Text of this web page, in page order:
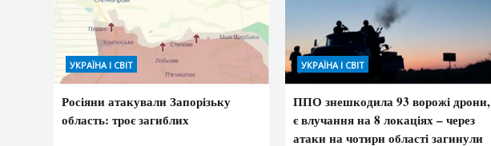
УКРАЇНА І СВІТ
Росіяни атакували Запорізьку
область: троє загиблих
УКРАЇНА І СВІТ
ППО знешкодила 93 ворожі дрони,
є влучання на 8 локаціях – через
атаки на чотири області загинули